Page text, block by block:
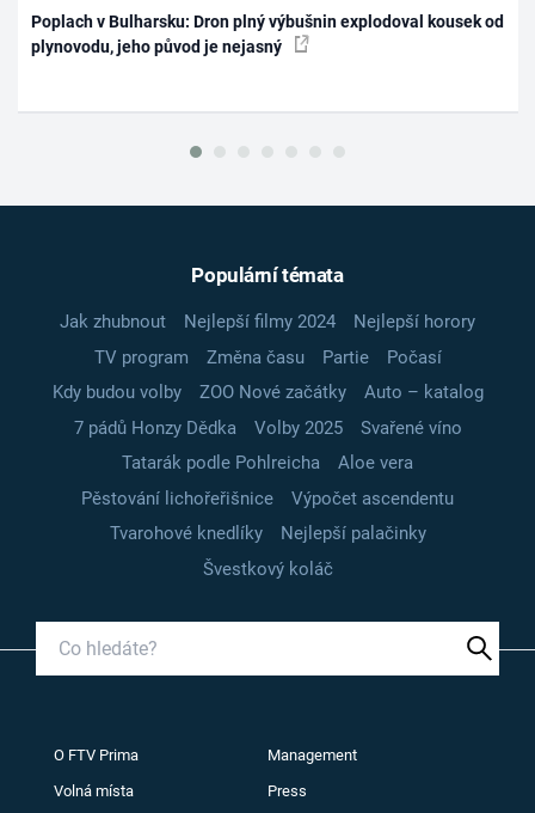
Poplach v Bulharsku: Dron plný výbušnin explodoval kousek od
plynovodu, jeho původ je nejasný
Populární témata
Jak zhubnout Nejlepší filmy 2024
Nejlepší horory
TV program
Změna času Partie
Počasí
Kdy budou volby
ZOO Nové začátky
Auto – katalog
7 pádů Honzy Dědka
Volby 2025
Svařené víno
Tatarák podle Pohlreicha
Aloe vera
Pěstování lichořeřišnice
Výpočet ascendentu
Tvarohové knedlíky
Nejlepší palačinky
Švestkový koláč
O FTV Prima Management
Volná místa Press